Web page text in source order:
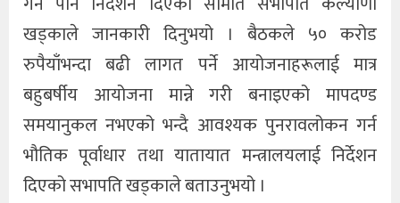
खड्काले जानकारी दिनुभयो । बैठकले ५० करोड
रुपैयाँभन्दा बढी लागत पर्ने आयोजनाहरूलाई मात्र
बहुबर्षीय आयोजना मान्ने गरी बनाइएको मापदण्ड
समयानुकल नभएको भन्दै आवश्यक पुनरावलोकन गर्न
भौतिक पूर्वाधार तथा यातायात मन्त्रालयलाई निर्देशन
दिएको सभापति खड्काले बताउनुभयो ।